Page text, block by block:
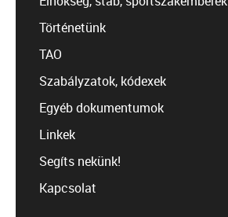
Történetünk
TAO
Szabályzatok, kódexek
Egyéb dokumentumok
Linkek
Segíts nekünk!
Kapcsolat